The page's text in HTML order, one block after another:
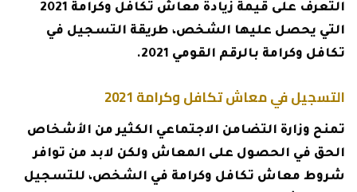
التعرف على قيمة زيادة معاش تكافل وكرامة 2021
التي يحصل عليها الشخص، طريقة التسجيل في
تكافل وكرامة بالرقم القومي 2021.
التسجيل في معاش تكافل وكرامة 2021
تمنح وزارة التضامن الاجتماعي الكثير من الأشخاص
الحق في الحصول على المعاش ولكن لابد من توافر
شروط معاش تكافل وكرامة في الشخص، للتسجيل